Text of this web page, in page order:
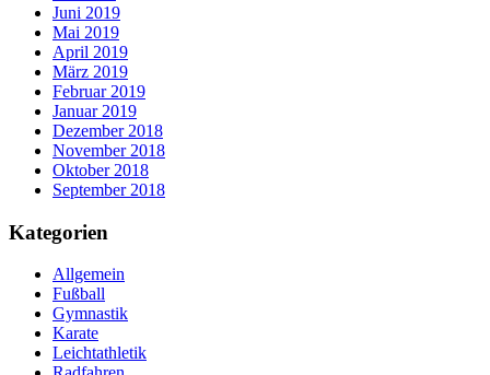
Juni 2019
Mai 2019
April 2019
März 2019
Februar 2019
Januar 2019
Dezember 2018
November 2018
Oktober 2018
September 2018
Kategorien
Allgemein
Fußball
Gymnastik
Karate
Leichtathletik